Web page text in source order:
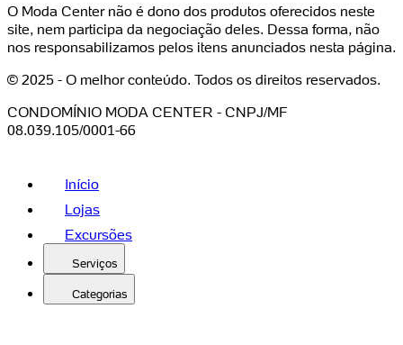
O Moda Center não é dono dos produtos oferecidos neste
site, nem participa da negociação deles. Dessa forma, não
nos responsabilizamos pelos itens anunciados nesta página.
© 2025 - O melhor conteúdo. Todos os direitos reservados.
CONDOMÍNIO MODA CENTER - CNPJ/MF
08.039.105/0001-66
Início
Lojas
Excursões
Serviços
Categorias